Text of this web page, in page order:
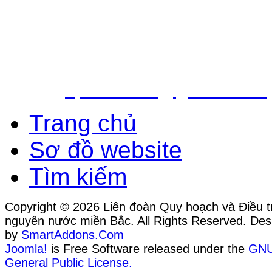
Trang chủ
Sơ đồ website
Tìm kiếm
Copyright © 2026 Liên đoàn Quy hoạch và Điều
nguyên nước miền Bắc. All Rights Reserved.
by SmartAddons.Com
Joomla! is Free Software released under the
General Public License.